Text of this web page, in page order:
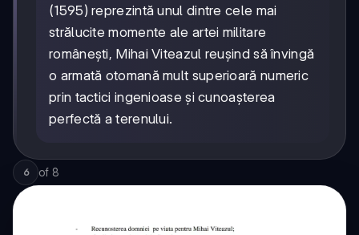
(1595) reprezintă unul dintre cele mai
strălucite momente ale artei militare
românești, Mihai Viteazul reușind să învingă
o armată otomană mult superioară numeric
prin tactici ingenioase și cunoașterea
perfectă a terenului.
6 of 8